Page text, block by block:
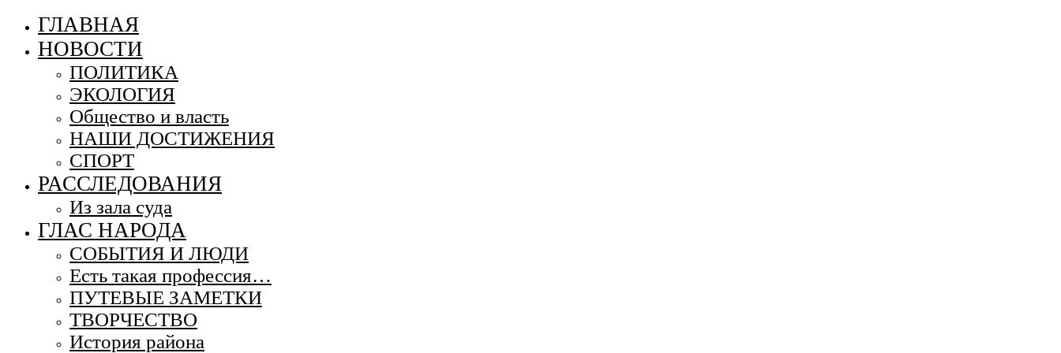
ГЛАВНАЯ
НОВОСТИ
ПОЛИТИКА
ЭКОЛОГИЯ
Общество и власть
НАШИ ДОСТИЖЕНИЯ
СПОРТ
РАССЛЕДОВАНИЯ
Из зала суда
ГЛАС НАРОДА
СОБЫТИЯ И ЛЮДИ
Есть такая профессия…
ПУТЕВЫЕ ЗАМЕТКИ
ТВОРЧЕСТВО
История района